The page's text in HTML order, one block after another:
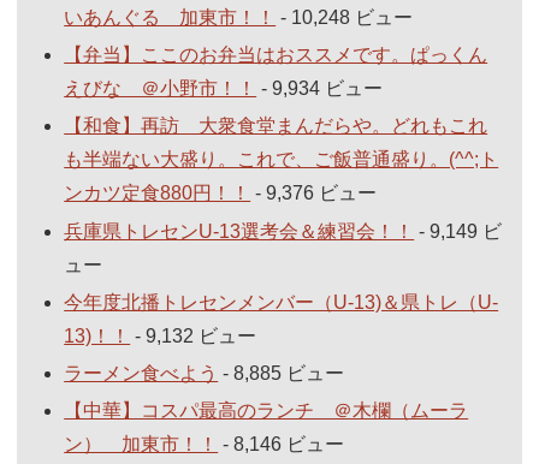
いあんぐる 加東市！！
- 10,248 ビュー
【弁当】ここのお弁当はおススメです。ぱっくん
えびな ＠小野市！！
- 9,934 ビュー
【和食】再訪 大衆食堂まんだらや。どれもこれ
も半端ない大盛り。これで、ご飯普通盛り。(^^;ト
ンカツ定食880円！！
- 9,376 ビュー
兵庫県トレセンU-13選考会＆練習会！！
- 9,149 ビ
ュー
今年度北播トレセンメンバー（U-13)＆県トレ（U-
13)！！
- 9,132 ビュー
ラーメン食べよう - 8,885 ビュー
【中華】コスパ最高のランチ ＠木欄（ムーラ
ン） 加東市！！
- 8,146 ビュー